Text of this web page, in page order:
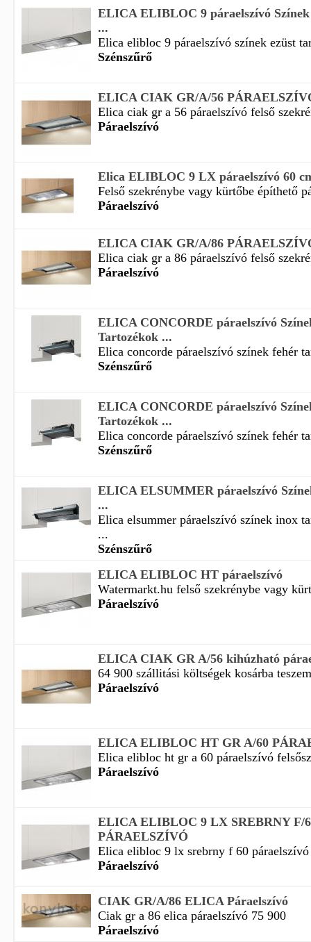
ELICA ELIBLOC 9 páraelszívó Színek
...
Elica elibloc 9 páraelszívó színek ezüst
Szénszűrő
ELICA CIAK GR/A/56
Elica ciak gr a 56 páraelszívó felső
Páraelszívó
Elica ELIBLOC 9 LX páraelszívó 60
Felső szekrénybe vagy kürtőbe építhető
Páraelszívó
ELICA CIAK GR/A/86
Elica ciak gr a 86 páraelszívó felső
Páraelszívó
ELICA CONCORDE páraelszívó
Tartozékok ...
Elica concorde páraelszívó színek fehér
Szénszűrő
ELICA CONCORDE páraelszívó
Tartozékok ...
Elica concorde páraelszívó színek fehér
Szénszűrő
ELICA ELSUMMER páraelszívó
...
Elica elsummer páraelszívó színek inox
...
Szénszűrő
ELICA ELIBLOC HT páraelszívó
Watermarkt.hu felső szekrénybe vagy
Páraelszívó
ELICA CIAK GR A/56 kihúzható
64 900 szállitási költségek kosárba
Páraelszívó
ELICA ELIBLOC HT GR A/60
Elica elibloc ht gr a 60 páraelszívó
Páraelszívó
ELICA ELIBLOC 9 LX SREBRNY F/
PÁRAELSZÍVÓ
Elica elibloc 9 lx srebrny f 60
Páraelszívó
CIAK GR/A/86 ELICA Páraelszívó
Ciak gr a 86 elica páraelszívó 75 900
Páraelszívó